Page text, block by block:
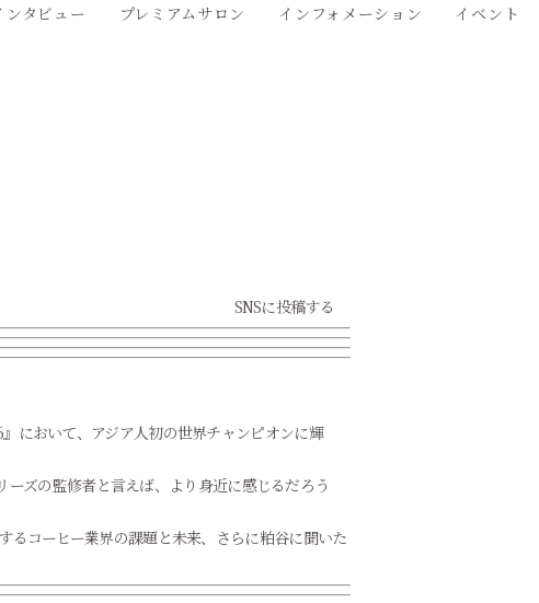
ンタビュー プレミアムサロン インフォメーション イベント
SNSに投稿する
において、アジア人初の世界チャンピオンに輝
ズの監修者と言えば、より身近に感じるだろう
コーヒー業界の課題と未来、さらに粕谷に聞いた